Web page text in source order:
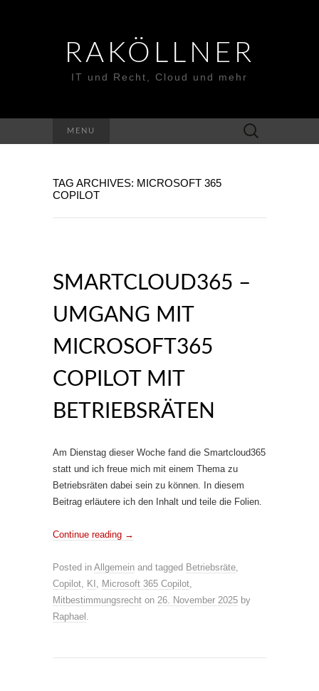
RAKÖLLNER
IT und Recht, Cloud und mehr
MENU
Suchen
nach:
TAG ARCHIVES: MICROSOFT 365
COPILOT
SMARTCLOUD365 –
UMGANG MIT
MICROSOFT365
COPILOT MIT
BETRIEBSRÄTEN
Am Dienstag dieser Woche fand die Smartcloud365
statt und ich freue mich mit einem Thema zu
Betriebsräten dabei sein zu können. In diesem
Beitrag erläutere ich den Inhalt und teile die Folien.
Continue reading →
Posted in Allgemein and tagged Betriebsräte,
Copilot, KI , Microsoft 365 Copilot,
Mitbestimmungsrecht on 26. November 2025 by
Raphael .